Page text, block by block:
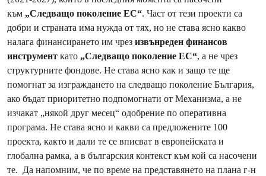
към „Следващо поколение ЕС“. Част от тези проекти са
добри и страната има нужда от тях, но не става ясно какво
налага финансирането им чрез извънреден финансов
инструмент като „Следващо поколение ЕС“, а не чрез
структурните фондове. Не става ясно как и защо те ще
помогнат за изграждането на следващо поколение България,
ако бъдат приоритетно подпомогнати от Механизма, а не
изчакат „някой друг месец“ одобрение по оперативна
програма. Не става ясно и какви са предложените 100
проекта, както и дали те се вписват в европейската и
глобална рамка, а в българския контекст към кой са насочени
те. Да напомним, че по време на представянето на плана г-н